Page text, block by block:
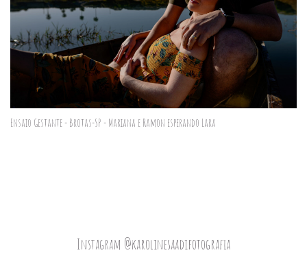
Ensaio Gestante - Brotas-SP - Mariana e Ramon esperando Lara
Instagram @karolinesaadifotografia